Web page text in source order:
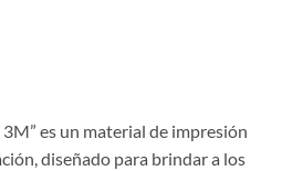
es un material de impresión
diseñado para brindar a los